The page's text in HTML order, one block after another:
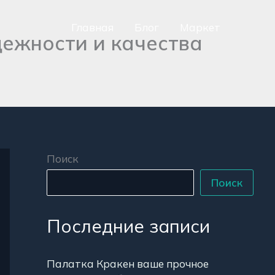
и качества
Поиск
Поиск
Последние записи
Палатка Кракен ваше прочное